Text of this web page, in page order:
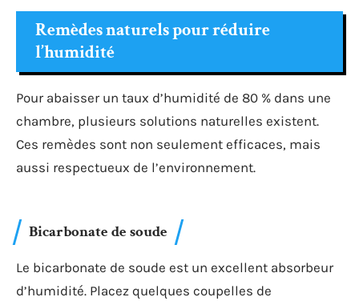
Remèdes naturels pour réduire
l’humidité
Pour abaisser un taux d’humidité de 80 % dans une
chambre, plusieurs solutions naturelles existent.
Ces remèdes sont non seulement efficaces, mais
aussi respectueux de l’environnement.
Bicarbonate de soude
Le bicarbonate de soude est un excellent absorbeur
d’humidité. Placez quelques coupelles de